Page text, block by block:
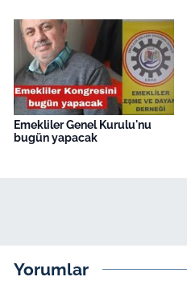
Emekliler Genel Kurulu'nu
bugün yapacak
Yorumlar